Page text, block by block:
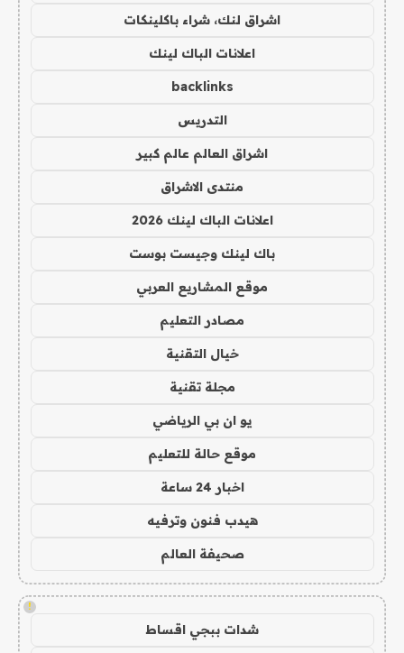
اشراق لنك، شراء باكلينكات
اعلانات الباك لينك
backlinks
التدريس
اشراق العالم عالم كبير
منتدى الاشراق
اعلانات الباك لينك 2026
باك لينك وجيست بوست
موقع المشاريع العربي
مصادر التعليم
خيال التقنية
مجلة تقنية
يو ان بي الرياضي
موقع حالة للتعليم
اخبار 24 ساعة
هيدب فنون وترفيه
صحيفة العالم
!
شدات ببجي اقساط